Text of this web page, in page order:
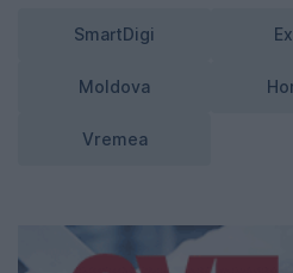
SmartDigi
Moldova
Vremea